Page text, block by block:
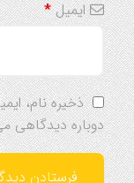
ایمیل*
ذخیره نام،
دوباره دیدگاهی